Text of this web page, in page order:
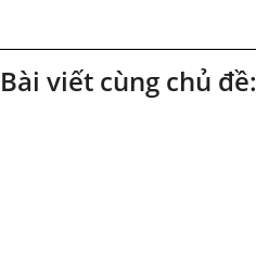
Bài viết cùng chủ đề: